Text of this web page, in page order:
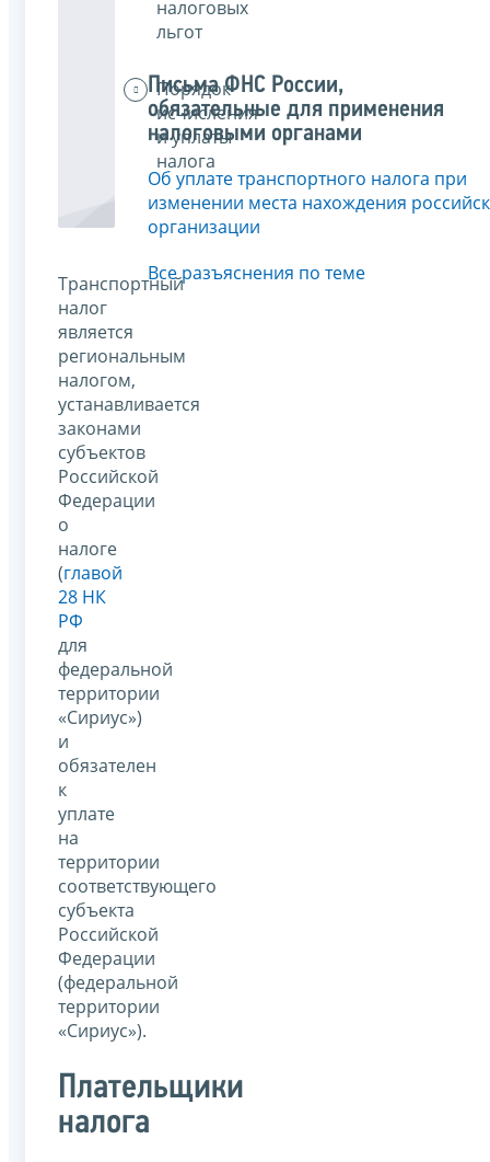
налоговых
льгот
Порядок
исчисления
и уплаты
налога
Транспортный
налог
является
региональным
налогом,
устанавливается
законами
субъектов
Российской
Федерации
о
налоге
(главой
28 НК
РФ
для
федеральной
территории
«Сириус»)
и
обязателен
к
уплате
на
территории
соответствующего
субъекта
Российской
Федерации
(федеральной
территории
«Сириус»).
Плательщики
налога
Письма ФНС России,
обязательные для применения
налоговыми органами
Об уплате транспортного налога при
изменении места нахождения
организации
Все разъяснения по теме